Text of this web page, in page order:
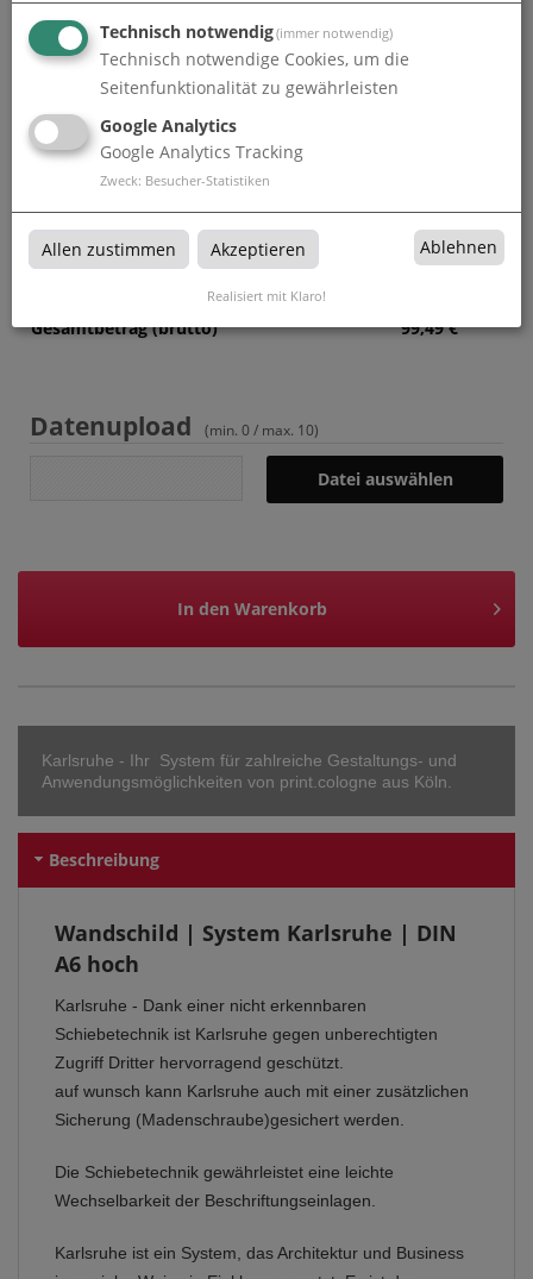
Produkt-Konfiguration 83,61€
Druckdaten überprüfen 0,00
Produktion und Versand
Produktions- und Lieferzeit
Gesamtbetrag (netto) 83,61€
zzgl. 19% MwSt.
Gesamtbetrag (brutto) 99,49€
Datenupload (min. 0 / max. 10)
Datei auswählen
In den Warenkorb
Karlsruhe - Ihr System für zahlreiche Gestaltungs- und
Anwendungsmöglichkeiten von print.cologne aus Köln.
Beschreibung
Wandschild | System Karlsruhe | DIN
A6 hoch
Karlsruhe - Dank einer nicht erkennbaren
Schiebetechnik ist Karlsruhe gegen unberechtigten
Zugriff Dritter hervorragend geschützt.
auf wunsch kann Karlsruhe auch mit einer zusätzlichen
Sicherung (Madenschraube)gesichert werden.
Die Schiebetechnik gewährleistet eine leichte
Wechselbarkeit der Beschriftungseinlagen.
Karlsruhe ist ein System, das Architektur und Business
Technisch notwendig(immer notwendig)
Technisch notwendige Cookies, um die
Seitenfunktionalität zu gewährleisten
Google Analytics
Google Analytics Tracking
Zweck: Besucher-Statistiken
Allen zustimmen Akzeptieren Ablehnen
Realisiert mit Klaro!